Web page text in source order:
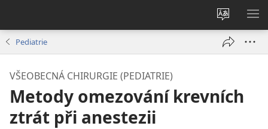
Změnit
jazyk
stránek
Pediatrie
VŠEOBECNÁ CHIRURGIE (PEDIATRIE)
Metody omezování krevních
ztrát při anestezii